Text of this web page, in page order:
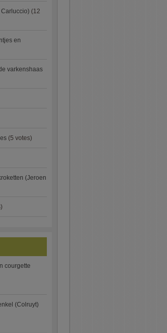
(12
en
varkenshaas
(5 votes)
(Jeroen
courgette
(Colruyt)